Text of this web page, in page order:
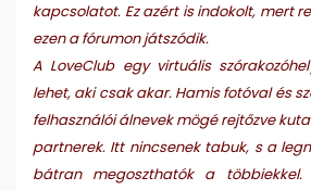
kapcsolatot. Ez azért is indokolt, mert
ezen a fórumon játszódik.
A LoveClub egy virtuális
lehet, aki csak akar. Hamis fotóval és
felhasználói álnevek mögé rejtőzve
partnerek. Itt nincsenek tabuk, s a
bátran megoszthatók a